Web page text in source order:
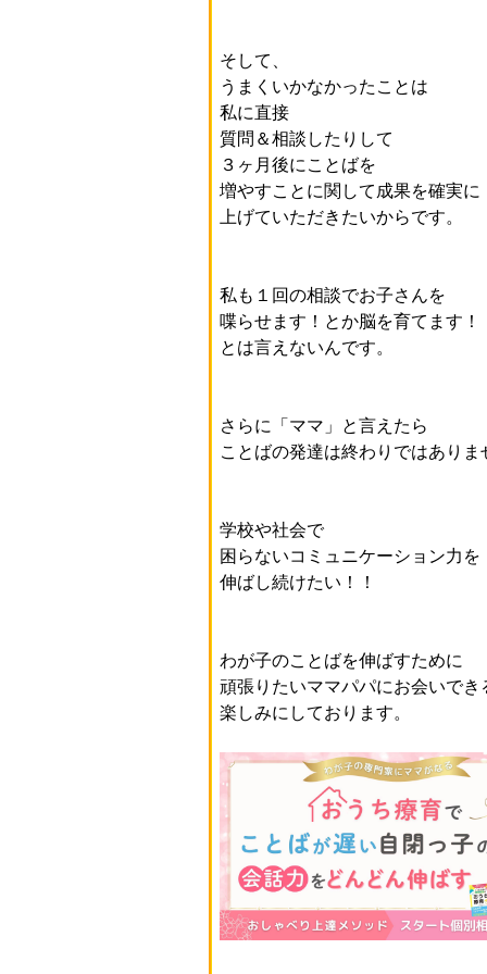
そして、
うまくいかなかったことは
私に直接
質問＆相談したりして
３ヶ月後にことばを
増やすことに関して成果を確実に
上げていただきたいからです。
私も１回の相談でお子さんを
喋らせます！とか脳を育てます！
とは言えないんです。
さらに「ママ」と言えたら
ことばの発達は終わりではありま
学校や社会で
困らないコミュニケーション力を
伸ばし続けたい！！
わが子のことばを伸ばすために
頑張りたいママパパにお会いでき
楽しみにしております。